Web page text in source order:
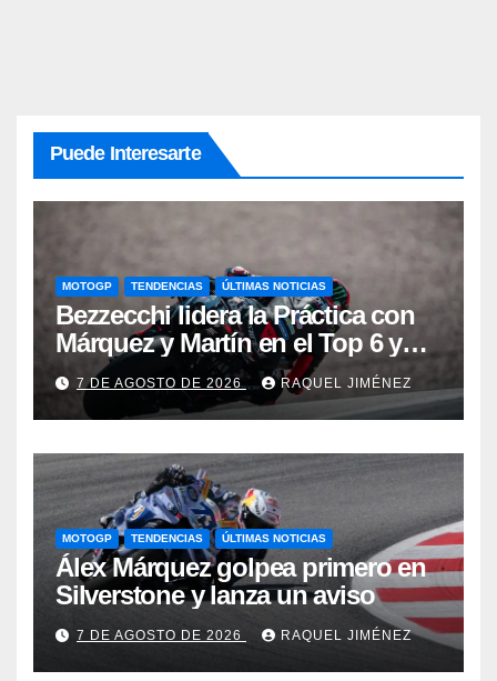
Puede Interesarte
MOTOGP TENDENCIAS ÚLTIMAS NOTICIAS
Bezzecchi lidera la Práctica con
Márquez y Martín en el Top 6 y
Bagnaia se complica la
clasificación
7 DE AGOSTO DE 2026 RAQUEL JIMÉNEZ
MOTOGP TENDENCIAS ÚLTIMAS NOTICIAS
Álex Márquez golpea primero en
Silverstone y lanza un aviso
7 DE AGOSTO DE 2026 RAQUEL JIMÉNEZ